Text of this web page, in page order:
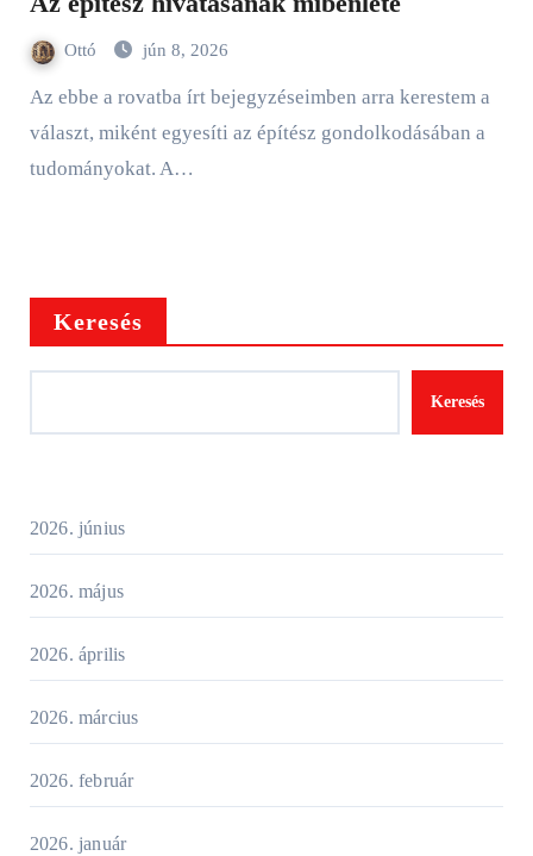
Ottó jún 8, 2026
Az ebbe a rovatba írt bejegyzéseimben arra kerestem a
választ, miként egyesíti az építész gondolkodásában a
tudományokat. A…
Keresés
Keresés
2026. június
2026. május
2026. április
2026. március
2026. február
2026. január